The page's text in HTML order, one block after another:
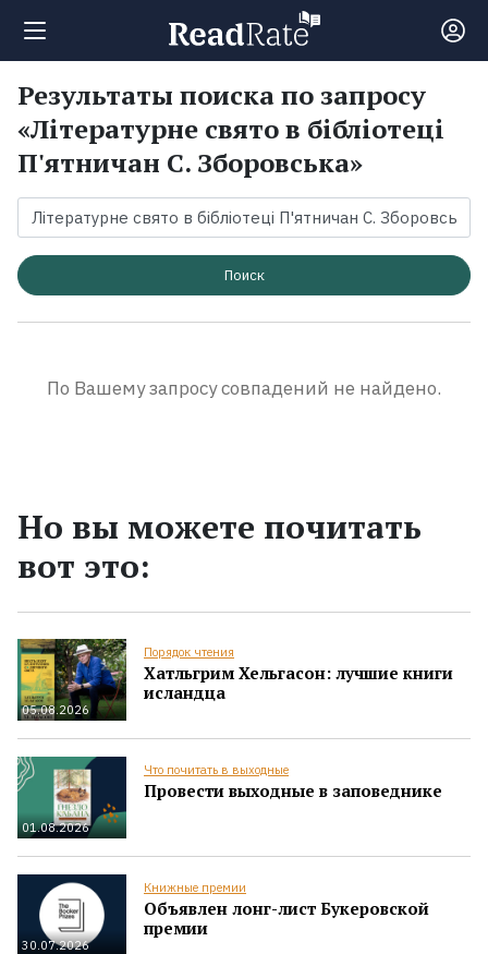
Поиск
Новости
Рейтинги
Экранизации
Результаты поиска по запросу
«Літературне свято в бібліотеці
П'ятничан С. Зборовська»
Поиск
По Вашему запросу совпадений не найдено.
Но вы можете почитать
вот это:
05.08.2026
Порядок чтения
Хатльгрим Хельгасон: лучшие книги
исландца
01.08.2026
Что почитать в выходные
Провести выходные в заповеднике
30.07.2026
Книжные премии
Объявлен лонг-лист Букеровской
премии